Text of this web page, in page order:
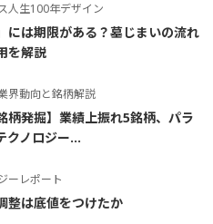
人生100年デザイン
には期限がある？墓じまいの流れ
を解説
界動向と銘柄解説
柄発掘】業績上振れ5銘柄、パラ
クノロジー...
ーレポート
整は底値をつけたか